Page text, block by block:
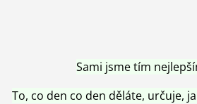
Sami jsme tím
To, co den co den děláte, určuje,